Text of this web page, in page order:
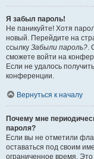
Я забыл пароль!
Не паникуйте! Хотя
новый. Перейдите на
ссылку Забыли пароль?.
сможете войти на
Если не удалось
конференции.
Вернуться к началу
Почему мне
пароля?
Если вы не отметили
оставаться под своим
ограниченное время. Это